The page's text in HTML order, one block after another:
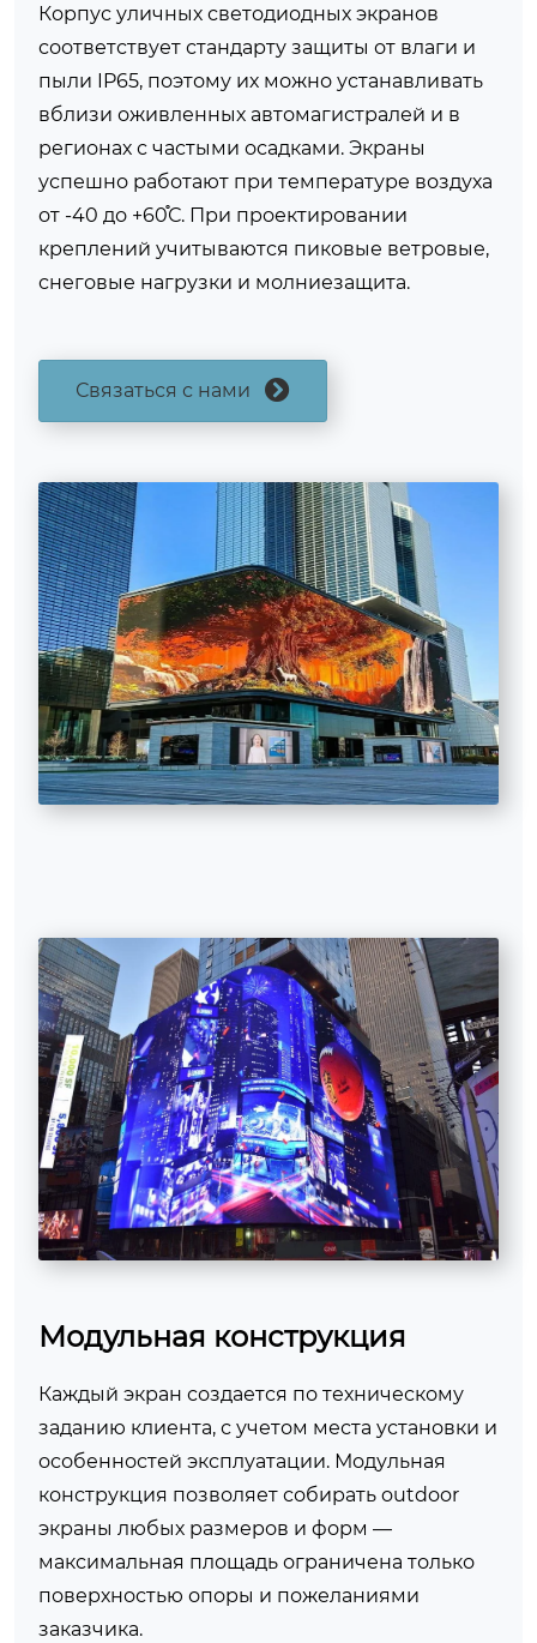
Корпус уличных светодиодных экранов
соответствует стандарту защиты от влаги и
пыли IP65, поэтому их можно устанавливать
вблизи оживленных автомагистралей и в
регионах с частыми осадками. Экраны
успешно работают при температуре воздуха
от -40 до +60֯С. При проектировании
креплений учитываются пиковые ветровые,
снеговые нагрузки и молниезащита.
Связаться с нами
Модульная конструкция
Каждый экран создается по техническому
заданию клиента, с учетом места установки и
особенностей эксплуатации. Модульная
конструкция позволяет собирать outdoor
экраны любых размеров и форм —
максимальная площадь ограничена только
поверхностью опоры и пожеланиями
заказчика.